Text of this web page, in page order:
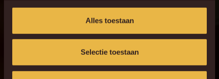
Alles toestaan
Selectie toestaan